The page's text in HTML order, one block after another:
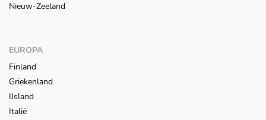
Nieuw-Zeeland
EUROPA
Finland
Griekenland
IJsland
Italië